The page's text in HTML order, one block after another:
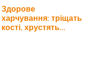
Здорове
харчування: тріщать
кості, хрустять